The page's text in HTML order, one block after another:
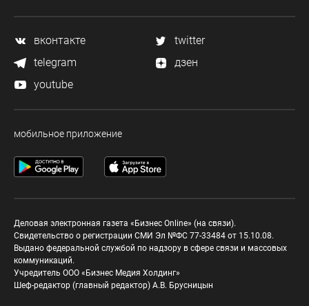
вконтакте
twitter
telegram
дзен
youtube
мобильное приложение
Деловая электронная газета «Бизнес Online» (на связи).
Свидетельство о регистрации СМИ Эл №ФС 77-33484 от 15.10.08.
Выдано федеральной службой по надзору в сфере связи и массовых
коммуникаций.
Учредитель ООО «Бизнес Медия Холдинг»
Шеф-редактор (главный редактор) А.В. Брусницын